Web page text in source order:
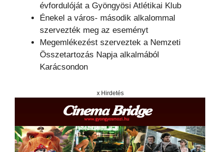
évfordulóját a Gyöngyösi Atlétikai Klub
Énekel a város- második alkalommal
szervezték meg az eseményt
Megemlékezést szerveztek a Nemzeti
Összetartozás Napja alkalmából
Karácsondon
x Hirdetés